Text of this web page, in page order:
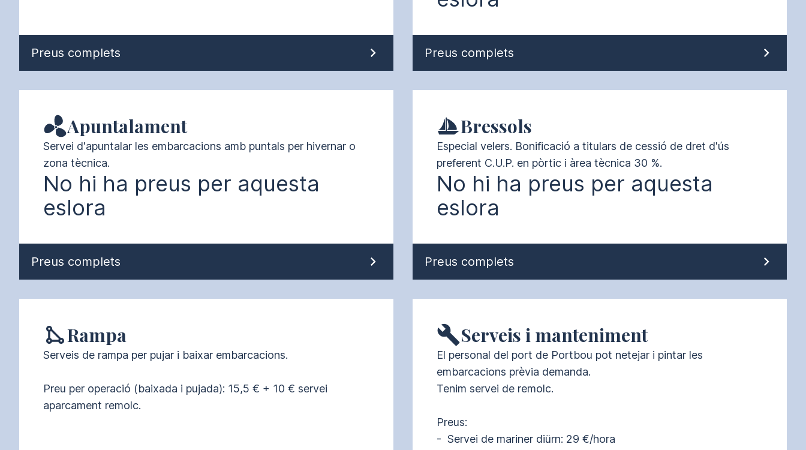
Preus complets Preus complets
Apuntalament
Servei d'apuntalar les embarcacions amb puntals per hivernar o
zona tècnica.
No hi ha preus per aquesta
eslora
Preus complets
Bressols
Especial velers. Bonificació a titulars de cessió de dret d'ús
preferent C.U.P. en pòrtic i àrea tècnica 30 %.
No hi ha preus per aquesta
eslora
Preus complets
Rampa
Serveis de rampa per pujar i baixar embarcacions.
Preu per operació (baixada i pujada): 15,5 € + 10 € servei
aparcament remolc.
Serveis i manteniment
El personal del port de Portbou pot netejar i pintar les
embarcacions prèvia demanda.
Tenim servei de remolc.
Preus:
-  Servei de mariner diürn: 29 €/hora